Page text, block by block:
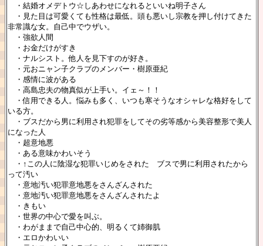
・結婚オメデトウ☆しあわせになれるといいね明子さん
・見た目は可愛くても性格は最低。頭も悪いし宗教を押し付けてきた
非常識な女。自己中でウザい。
・強欲人間
・お金だけがすき
・ナルシスト。他人を見下すのが好き。
・元おニャン子クラブのメンバー・樹原亜紀
・感情に波がある
・高島忠夫の物真似が上手い。イェ～！！
・信用できる人。悩みも多く、いつも寒そうなオシャレな格好をして
いる方。
・ブスだから男に利用され犯罪をしてその劣等感から美容整形で美人
になった人
・超意地悪
・ある意味かわいそう
・↑この人に陰湿な犯罪いじめをされた ブスで男に利用されたから
って汚い
・意地汚い犯罪意地悪をさんざんされた
・意地汚い犯罪意地悪をさんざんされたよ
・きもい
・世界の中心で愛を叫ぶ。
・わがままで自己中心的、明るくて姉御肌
・エロかわいい